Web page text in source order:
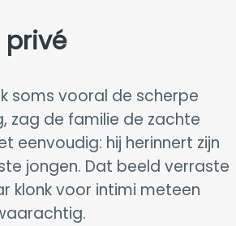
privé
soms vooral de scherpe
zag de familie de zachte
eenvoudig: hij herinnert zijn
jongen. Dat beeld verraste
klonk voor intimi meteen